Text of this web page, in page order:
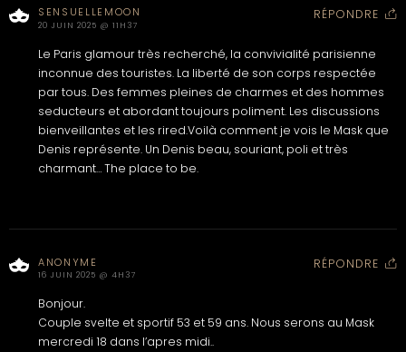
SENSUELLEMOON
20 JUIN 2025 @ 11H37
RÉPONDRE
Le Paris glamour très recherché, la convivialité parisienne
inconnue des touristes. La liberté de son corps respectée
par tous. Des femmes pleines de charmes et des hommes
seducteurs et abordant toujours poliment. Les discussions
bienveillantes et les rired.Voilà comment je vois le Mask que
Denis représente. Un Denis beau, souriant, poli et très
charmant… The place to be.
ANONYME
16 JUIN 2025 @ 4H37
RÉPONDRE
Bonjour.
Couple svelte et sportif 53 et 59 ans. Nous serons au Mask
mercredi 18 dans l’apres midi..